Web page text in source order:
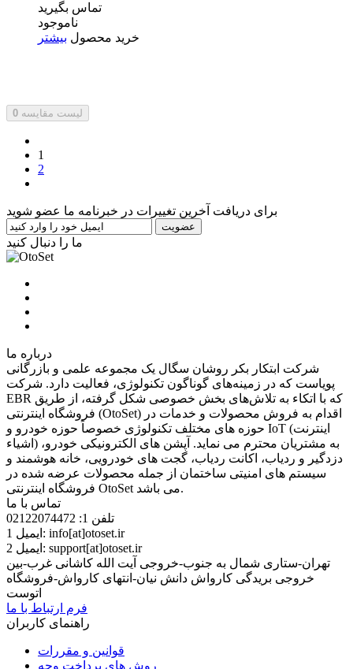
تماس بگیرید
ناموجود
خرید محصول بیشتر
لیست مقایسه 0
1
2
برای دریافت آخرین تغییرات در خبرنامه ما عضو شوید
عضویت
ما را دنبال کنید
درباره ما
شرکت ابتکار بکر روشان سگال یک مجموعه‌ علمی و بازرگانی
پویاست كه در زمینه‌های گوناگون تکنولوژی، فعالیت دارد. شرکت
EBR که با اتکاء به تلاش‌های بخش خصوصی شکل گرفته، از طریق
فروشگاه اینترنتی (OtoSet) اقدام به فروش محصولات و خدمات در
حوزه های مختلف تکنولوژی خصوصاً حوزه خودرو و IoT (اینترنت
اشیاء) به مشتریان محترم می نماید. آپشن های الکترونیکی خودرو،
دزدگیر و ردیاب، اکانت ردیاب، گجت های خودرویی، خانه هوشمند و
سیستم های امنیتی ساختمان از جمله محصولات عرضه شده در
فروشگاه اینترنتی OtoSet می باشد.
تماس با ما
تلفن 1:
02122074472
ایمیل 1: info[at]otoset.ir
ایمیل 2: support[at]otoset.ir
تهران-ستاری شمال به جنوب-خروجی آیت الله کاشانی غرب-بین
خروجی بریدگی کارواش دانش نیان-انتهای کارواش-فروشگاه
اتوست
فرم ارتباط با ما
راهنمای کاربران
قوانین و مقررات
روش های پرداخت وجه